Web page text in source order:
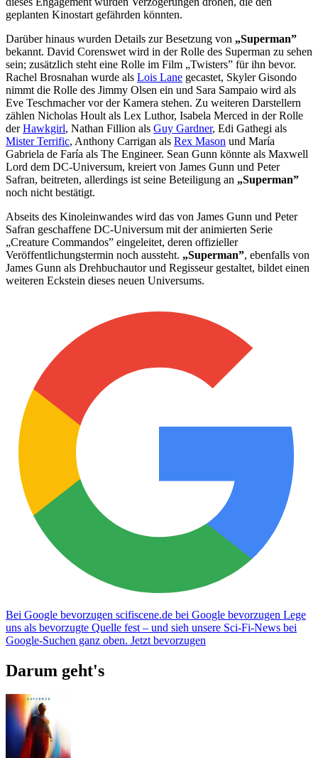
geplanten Kinostart gefährden könnten.
Darüber hinaus wurden Details zur Besetzung von „Superman”
bekannt. David Corenswet wird in der Rolle des Superman zu sehen
sein; zusätzlich steht eine Rolle im Film „Twisters” für ihn bevor.
Rachel Brosnahan wurde als Lois Lane gecastet, Skyler Gisondo
nimmt die Rolle des Jimmy Olsen ein und Sara Sampaio wird als
Eve Teschmacher vor der Kamera stehen. Zu weiteren Darstellern
zählen Nicholas Hoult als Lex Luthor, Isabela Merced in der Rolle
derHawkgirl, Nathan Fillion als Guy Gardner, Edi Gathegi als
Mister Terrific, Anthony Carrigan als Rex Mason und María
Gabriela de Faría als The Engineer. Sean Gunn könnte als Maxwell
Lord dem DC-Universum, kreiert von James Gunn und Peter
Safran, beitreten, allerdings ist seine Beteiligung an „Superman”
noch nicht bestätigt.
Abseits des Kinoleinwandes wird das von James Gunn und Peter
Safran geschaffene DC-Universum mit der animierten Serie
„Creature Commandos” eingeleitet, deren offizieller
Veröffentlichungstermin noch aussteht. „Superman”, ebenfalls von
James Gunn als Drehbuchautor und Regisseur gestaltet, bildet einen
weiteren Eckstein dieses neuen Universums.
Bei Google bevorzugen scifiscene.de bei Google bevorzugen Lege
uns als bevorzugte Quelle fest – und sieh unsere Sci-Fi-News bei
Google-Suchen ganz oben. Jetzt bevorzugen
Darum geht's